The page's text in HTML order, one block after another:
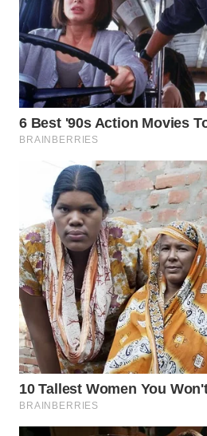
WN
LABUHANBATU
WN
TAPANULI
TENGAH
SERDANG
WN
TEBING
TINGGI
WN
PAKPAK
WN
KARAWANG
WN
BEKASI